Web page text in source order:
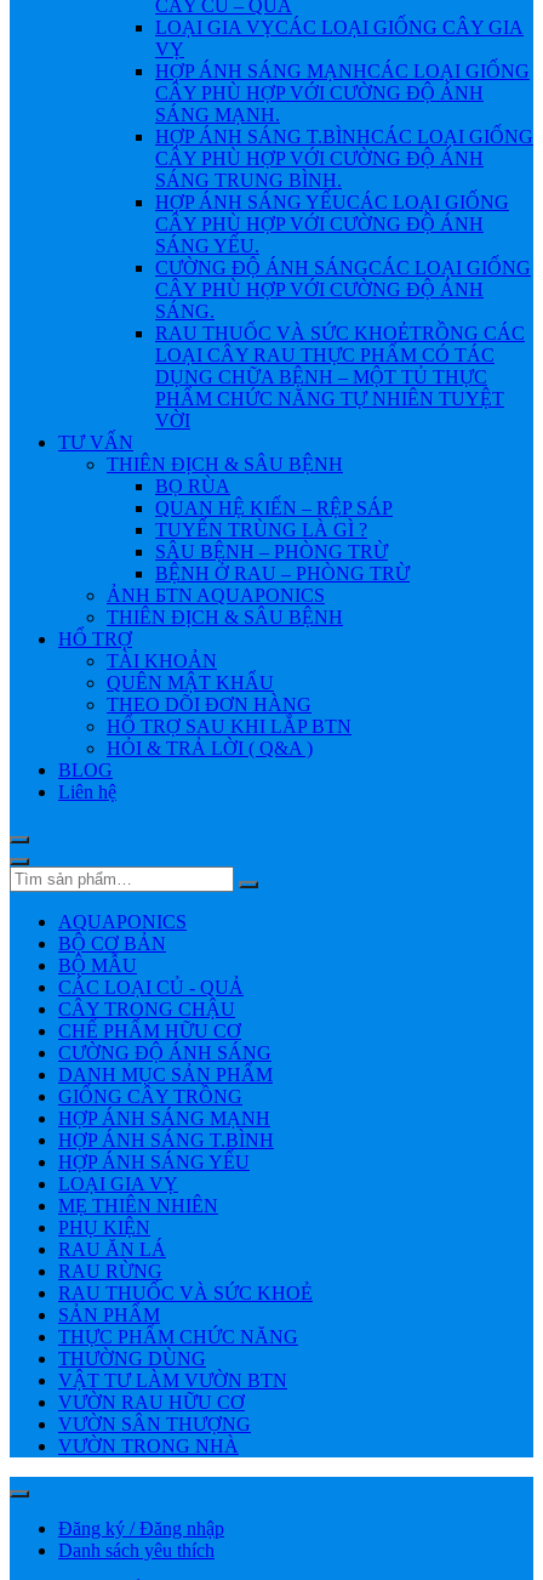
CÂY CỦ – QUẢ
LOẠI GIA VỴCÁC LOẠI GIỐNG CÂY GIA
VỴ
HỢP ÁNH SÁNG MẠNHCÁC LOẠI GIỐNG
CÂY PHÙ HỢP VỚI CƯỜNG ĐỘ ÁNH
SÁNG MẠNH.
HỢP ÁNH SÁNG T.BÌNHCÁC LOẠI GIỐNG
CÂY PHÙ HỢP VỚI CƯỜNG ĐỘ ÁNH
SÁNG TRUNG BÌNH.
HỢP ÁNH SÁNG YẾUCÁC LOẠI GIỐNG
CÂY PHÙ HỢP VỚI CƯỜNG ĐỘ ÁNH
SÁNG YẾU.
CƯỜNG ĐỘ ÁNH SÁNGCÁC LOẠI GIỐNG
CÂY PHÙ HỢP VỚI CƯỜNG ĐỘ ÁNH
SÁNG.
RAU THUỐC VÀ SỨC KHOẺTRỒNG CÁC
LOẠI CÂY RAU THỰC PHẨM CÓ TÁC
DỤNG CHỮA BỆNH – MỘT TỦ THỰC
PHẨM CHỨC NĂNG TỰ NHIÊN TUYỆT
VỜI
TƯ VẤN
THIÊN ĐỊCH & SÂU BỆNH
BỌ RÙA
QUAN HỆ KIẾN – RỆP SÁP
TUYẾN TRÙNG LÀ GÌ ?
SÂU BỆNH – PHÒNG TRỪ
BỆNH Ở RAU – PHÒNG TRỪ
ẢNH БTN AQUAPONICS
THIÊN ĐỊCH & SÂU BỆNH
HỔ TRỢ
TÀI KHOẢN
QUÊN MẬT KHẨU
THEO DÕI ĐƠN HÀNG
HỔ TRỢ SAU KHI LẮP BTN
HỎI & TRẢ LỜI ( Q&A )
BLOG
Liên hệ
AQUAPONICS
BỘ CƠ BẢN
BỘ MẪU
CÁC LOẠI CỦ - QUẢ
CÂY TRONG CHẬU
CHẾ PHẨM HỮU CƠ
CƯỜNG ĐỘ ÁNH SÁNG
DANH MỤC SẢN PHẨM
GIỐNG CÂY TRỒNG
HỢP ÁNH SÁNG MẠNH
HỢP ÁNH SÁNG T.BÌNH
HỢP ÁNH SÁNG YẾU
LOẠI GIA VỴ
MẸ THIÊN NHIÊN
PHỤ KIỆN
RAU ĂN LÁ
RAU RỪNG
RAU THUỐC VÀ SỨC KHOẺ
SẢN PHẨM
THỰC PHẨM CHỨC NĂNG
THƯỜNG DÙNG
VẬT TƯ LÀM VƯỜN BTN
VƯỜN RAU HỮU CƠ
VƯỜN SÂN THƯỢNG
VƯỜN TRONG NHÀ
Đăng ký / Đăng nhập
Danh sách yêu thích